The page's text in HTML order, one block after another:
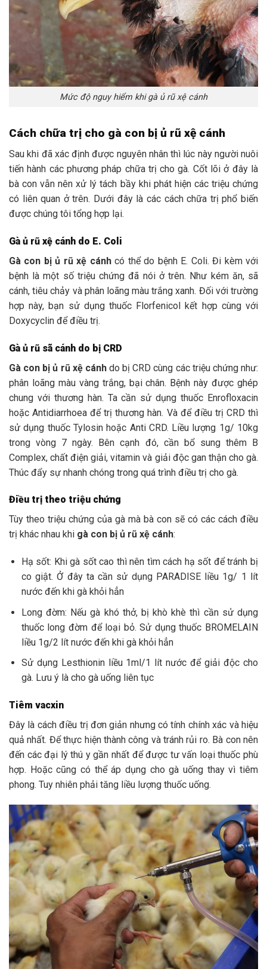
Mức độ nguy hiểm khi gà ủ rũ xệ cánh
Cách chữa trị cho gà con bị ủ rũ xệ cánh
Sau khi đã xác định được nguyên nhân thì lúc này người nuôi
tiến hành các phương pháp chữa trị cho gà. Cốt lõi ở đây là
bà con vẫn nên xử lý tách bầy khi phát hiện các triệu chứng
có liên quan ở trên. Dưới đây là các cách chữa trị phổ biến
được chúng tôi tổng hợp lại.
Gà ủ rũ xệ cánh do E. Coli
Gà con bị ủ rũ xệ cánhcó thể do bệnh E. Coli. Đi kèm với
bệnh là một số triệu chứng đã nói ở trên. Như kém ăn, sã
cánh, tiêu chảy và phân loãng màu trắng xanh. Đối với trường
hợp này, bạn sử dụng thuốc Florfenicol kết hợp cùng với
Doxycyclin để điều trị.
Gà ủ rũ sã cánh do bị CRD
Gà con bị ủ rũ xệ cánhdo bị CRD cùng các triệu chứng như:
phân loãng màu vàng trắng, bại chân. Bệnh này được ghép
chung với thương hàn. Ta cần sử dụng thuốc Enrofloxacin
hoặc Antidiarrhoea để trị thương hàn. Và để điều trị CRD thì
sử dụng thuốc Tylosin hoặc Anti CRD. Liều lượng 1g/ 10kg
trong vòng 7 ngày. Bên cạnh đó, cần bổ sung thêm B
Complex, chất điện giải, vitamin và giải độc gan thận cho gà.
Thúc đẩy sự nhanh chóng trong quá trình điều trị cho gà.
Điều trị theo triệu chứng
Tùy theo triệu chứng của gà mà bà con sẽ có các cách điều
trị khác nhau khi gà con bị ủ rũ xệ cánh:
Hạ sốt: Khi gà sốt cao thì nên tìm cách hạ sốt để tránh bị
co giật. Ở đây ta cần sử dụng PARADISE liều 1g/ 1 lít
nước đến khi gà khỏi hẳn
Long đờm: Nếu gà khó thở, bị khò khè thì cần sử dụng
thuốc long đờm để loại bỏ. Sử dụng thuốc BROMELAIN
liều 1g/2 lít nước đến khi gà khỏi hẳn
Sử dụng Lesthionin liều 1ml/1 lít nước để giải độc cho
gà. Lưu ý là cho gà uống liên tục
Tiêm vacxin
Đây là cách điều trị đơn giản nhưng có tính chính xác và hiệu
quả nhất. Để thực hiện thành công và tránh rủi ro. Bà con nên
đến các đại lý thú y gần nhất để được tư vấn loại thuốc phù
hợp. Hoặc cũng có thể áp dụng cho gà uống thay vì tiêm
phong. Tuy nhiên phải tăng liều lượng thuốc uống.